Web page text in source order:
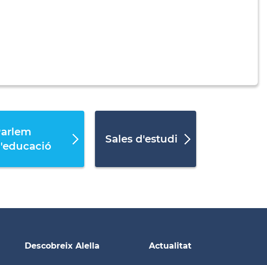
Sales d'estudi
Descobreix Alella Actualitat